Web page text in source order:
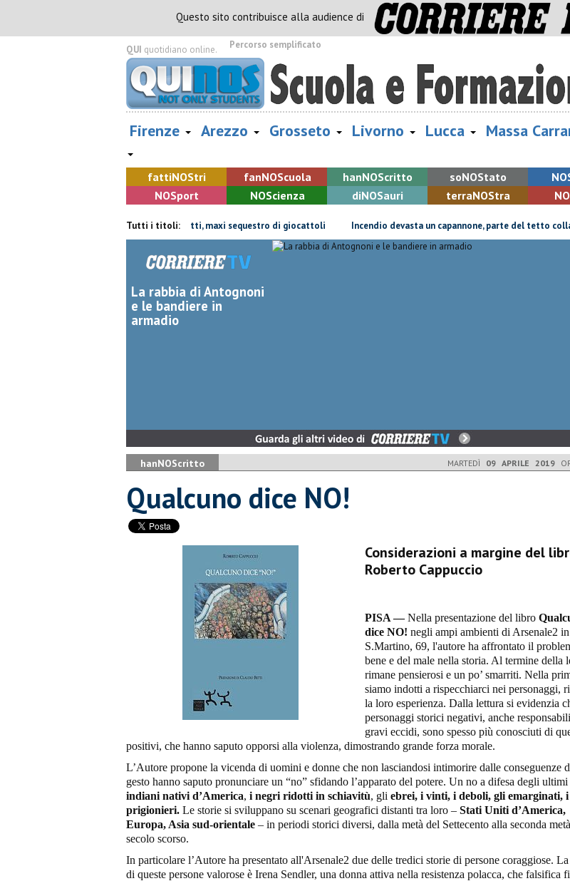
Questo sito contribuisce alla audience di
QUI quotidiano online. Percorso semplificato
Firenze Arezzo Grosseto Livorno Lucca Massa
fattiNOStri fanNOScuola hanNOScritto soNOStato
NOSport NOScienza diNOSauri terraNOStra
Tutti i titoli:
Marchi contraffatti, maxi sequestro di giocattoli Incendio devasta un capannone, parte del tetto collassa
La rabbia di Antognoni
e le bandiere in
armadio
hanNOScritto MARTEDÌ 09 APRILE 2019
Qualcuno dice NO!
Considerazioni a margine del
Roberto Cappuccio
PISA —Nella presentazione del libro
dice NO! negli ampi ambienti di Arsenale2
S.Martino, 69, l'autore ha affrontato il
bene e del male nella storia. Al termine della
rimane pensierosi e un po’ smarriti. Nella
siamo indotti a rispecchiarci nei personaggi,
la loro esperienza. Dalla lettura si evidenzia
personaggi storici negativi, anche
gravi eccidi, sono spesso più conosciuti di
positivi, che hanno saputo opporsi alla violenza, dimostrando grande forza morale.
L’Autore propone la vicenda di uomini e donne che non lasciandosi intimorire dalle conseguenze
gesto hanno saputo pronunciare un “no” sfidando l’apparato del potere. Un no a difesa degli
indiani nativi d’America, i negri ridotti in schiavitù, gli ebrei, i vinti, i deboli, gli emarginati, i
prigionieri. Le storie si sviluppano su scenari geografici distanti tra loro – Stati Uniti d’America,
Europa, Asia sud-orientale – in periodi storici diversi, dalla metà del Settecento alla seconda
secolo scorso.
In particolare l’Autore ha presentato all'Arsenale2 due delle tredici storie di persone coraggiose.
di queste persone valorose è Irena Sendler, una donna attiva nella resistenza polacca, che falsifica